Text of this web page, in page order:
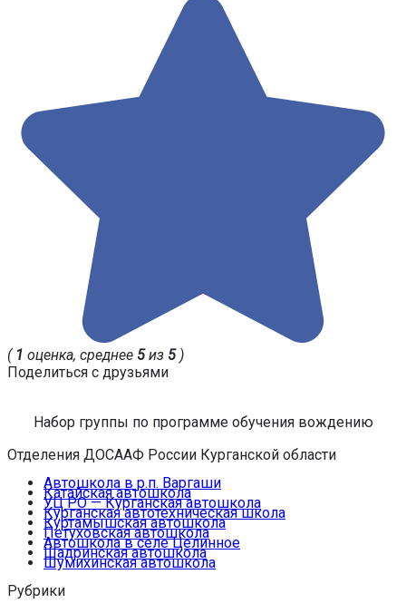
( 1 оценка, среднее 5из 5)
Поделиться с друзьями
Набор группы по программе обучения вождению
Отделения ДОСААФ России Курганской области
Автошкола в р.п. Варгаши
Катайская автошкола
УЦ РО — Курганская автошкола
Курганская автотехническая школа
Куртамышская автошкола
Петуховская автошкола
Автошкола в селе Целинное
Шадринская автошкола
Шумихинская автошкола
Рубрики